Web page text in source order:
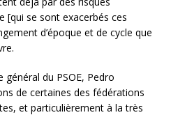
[qui se sont exacerbés ces
d’époque et de cycle que
général du PSOE, Pedro
de certaines des fédérations
et particulièrement à la très